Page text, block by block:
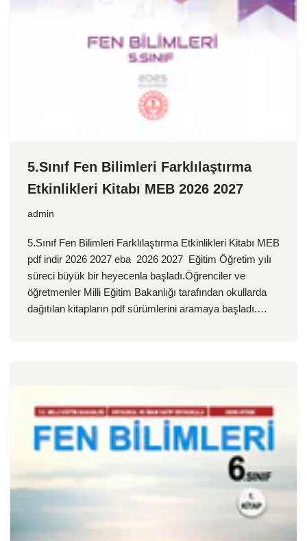
5.Sınıf Fen Bilimleri Farklılaştırma
Etkinlikleri Kitabı MEB 2026 2027
admin
5.Sınıf Fen Bilimleri Farklılaştırma Etkinlikleri Kitabı MEB
pdf indir 2026 2027 eba 2026 2027 Eğitim Öğretim yılı
süreci büyük bir heyecenla başladı.Öğrenciler ve
öğretmenler Milli Eğitim Bakanlığı tarafından okullarda
dağıtılan kitapların pdf sürümlerini aramaya başladı.…